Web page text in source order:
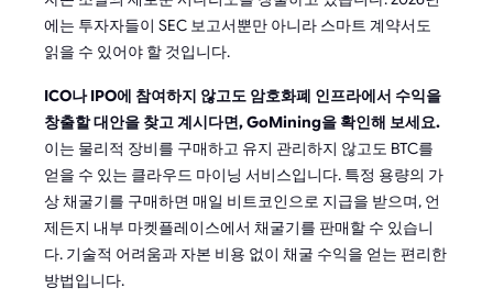
에는 투자자들이 SEC 보고서뿐만 아니라 스마트 계약서도
읽을 수 있어야 할 것입니다.
ICO나 IPO에 참여하지 않고도 암호화폐 인프라에서 수익을
창출할 대안을 찾고 계시다면, GoMining을 확인해 보세요.
이는 물리적 장비를 구매하고 유지 관리하지 않고도 BTC를
얻을 수 있는 클라우드 마이닝 서비스입니다. 특정 용량의 가
상 채굴기를 구매하면 매일 비트코인으로 지급을 받으며, 언
제든지 내부 마켓플레이스에서 채굴기를 판매할 수 있습니
다. 기술적 어려움과 자본 비용 없이 채굴 수익을 얻는 편리한
방법입니다.